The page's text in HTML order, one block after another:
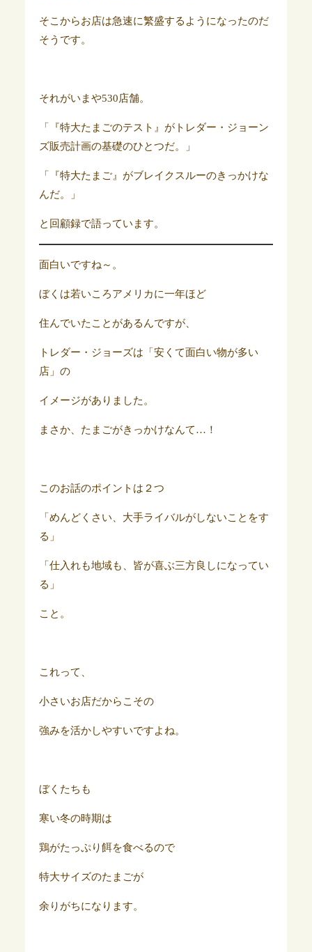
そこからお店は急速に繁盛するようになったのだ
そうです。
それがいまや530店舗。
「『特大たまごのテスト』がトレダー・ジョーン
ズ販売計画の基礎のひとつだ。」
「『特大たまご』がブレイクスルーのきっかけな
んだ。」
と回顧録で語っています。
面白いですね～。
ぼくは若いころアメリカに一年ほど
住んでいたことがあるんですが、
トレダー・ジョーズは「安くて面白い物が多い
店」の
イメージがありました。
まさか、たまごがきっかけなんて…！
このお話のポイントは２つ
「めんどくさい、大手ライバルがしないことをす
る」
「仕入れも地域も、皆が喜ぶ三方良しになってい
る」
こと。
これって、
小さいお店だからこその
強みを活かしやすいですよね。
ぼくたちも
寒い冬の時期は
鶏がたっぷり餌を食べるので
特大サイズのたまごが
余りがちになります。